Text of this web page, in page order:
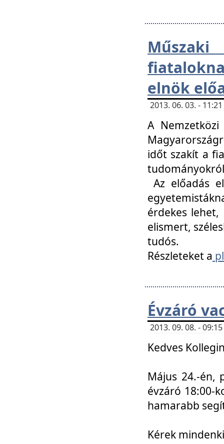
elnök
2013. 06. 03. -
A
időt szakít a
Az előadás
érdekes lehet,
elismert,
tudós.
Részleteket a
Évzáró
2013. 09. 08. -
Kedves
Május 24.-én,
évzáró 18:00-
hamarabb
Kérek